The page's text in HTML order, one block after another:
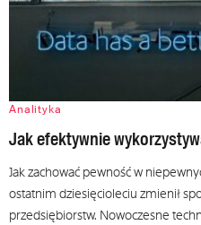
Analityka
Jak efektywnie
Jak zachować pewność w
ostatnim dziesięcioleciu zmienił
przedsiębiorstw. Nowoczesne